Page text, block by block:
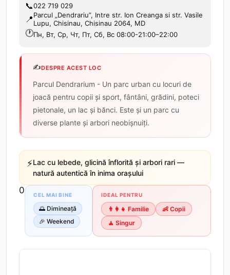
📞022 719 029
📍Parcul „Dendrariu”, Intre str. Ion Creanga si str. Vasile
Lupu, Chisinau, Chisinau 2064, MD
🕐Пн, Вт, Ср, Чт, Пт, Сб, Вс 08:00-21:00–22:00
✍️DESPRE ACEST LOC
Parcul Dendrarium - Un parc urban cu locuri de
joacă pentru copii și sport, fântâni, grădini, poteci
pietonale, un lac și bănci. Este și un parc cu
diverse plante și arbori neobișnuiți.
⚡Lac cu lebede, glicină înflorită și arbori rari —
natură autentică în inima orașului
0 CEL MAI BINE
🌅 Dimineață
🎉 Weekend
IDEAL PENTRU
👨‍👩‍👧 Familie 👶 Copii
🧘 Singur